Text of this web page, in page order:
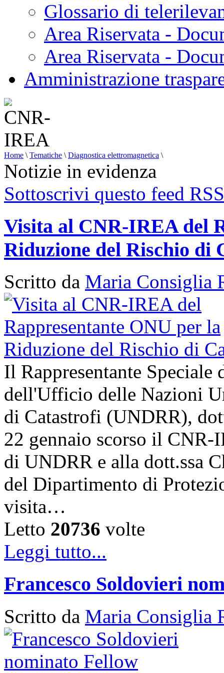
Glossario di
Area Riservata -
Area Riservata -
Amministrazione
Home \ Tematiche \ Diagnostica elettromagnetica \
Notizie in evidenza
Sottoscrivi questo feed RSS
Visita al CNR-IREA del
Riduzione del Rischio di
Scritto da Maria Consiglia
Il Rappresentante Speciale
dell'Ufficio delle Nazioni
di Catastrofi (UNDRR),
22 gennaio scorso il CNR-
di UNDRR e alla dott.ssa
del Dipartimento di
visita…
Letto 20736 volte
Leggi tutto...
Francesco Soldovieri
Scritto da Maria Consiglia